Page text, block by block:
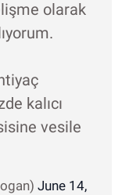
olarak
kalıcı
vesile
June 14,